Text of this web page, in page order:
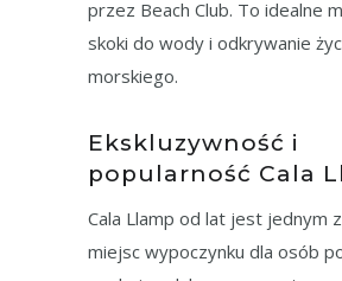
przez Beach Club. To idealne
skoki do wody i odkrywanie
morskiego.
Ekskluzywność i
popularność Cala
Cala Llamp od lat jest jednym
miejsc wypoczynku dla osób